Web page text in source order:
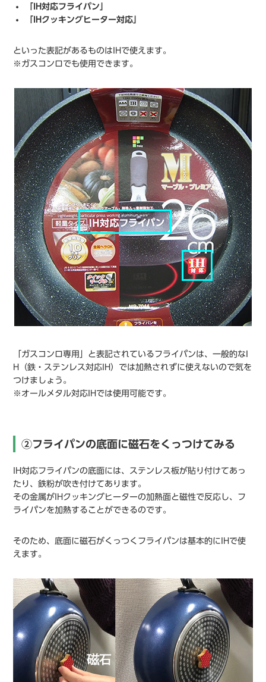
「IH対応フライパン」
「IHクッキングヒーター対応」
といった表記があるものはIHで使えます。
※ガスコンロでも使用できます。
「ガスコンロ専用」と表記されているフライパンは、一般的なI
H（鉄・ステンレス対応IH）では加熱されずに使えないので気を
つけましょう。
※オールメタル対応IHでは使用可能です。
②フライパンの底面に磁石をくっつけてみる
IH対応フライパンの底面には、ステンレス板が貼り付けてあっ
たり、鉄粉が吹き付けてあります。
その金属がIHクッキングヒーターの加熱面と磁性で反応し、フ
ライパンを加熱することができるのです。
そのため、底面に磁石がくっつくフライパンは基本的にIHで使
えます。